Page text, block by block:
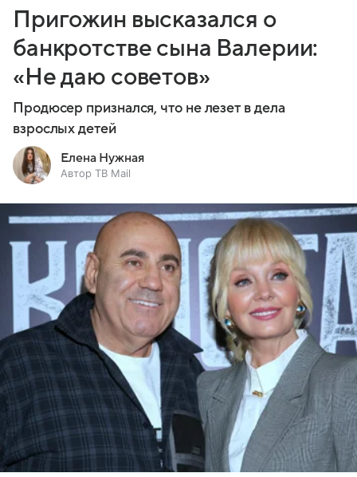
Пригожин высказался о
банкротстве сына Валерии:
«Не даю советов»
Продюсер признался, что не лезет в дела
взрослых детей
Елена Нужная
Автор ТВ Mail